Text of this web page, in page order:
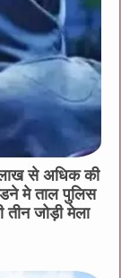
से अधिक की
मे ताल पुलिस
जोड़ी मेला